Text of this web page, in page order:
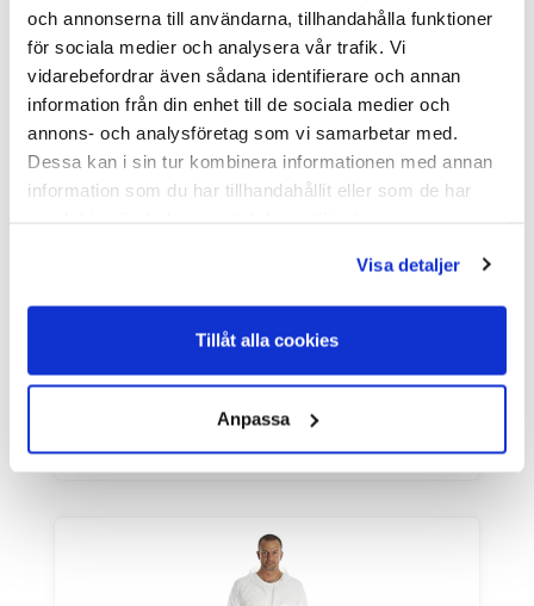
och annonserna till användarna, tillhandahålla funktioner
för sociala medier och analysera vår trafik. Vi
vidarebefordrar även sådana identifierare och annan
information från din enhet till de sociala medier och
annons- och analysföretag som vi samarbetar med.
Dessa kan i sin tur kombinera informationen med annan
information som du har tillhandahållit eller som de har
Visa detaljer
Tillåt alla cookies
Anpassa
Skickas Normalt inom 1-2 vardagar
26,00
Köp